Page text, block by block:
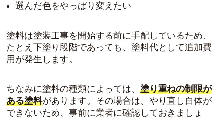
選んだ色をやっぱり変えたい
塗料は塗装工事を開始する前に手配しているため、
たとえ下塗り段階であっても、塗料代として追加費
用が発生します。
ちなみに塗料の種類によっては、塗り重ねの制限が
ある塗料があります。その場合は、やり直し自体が
できないため、事前に業者に確認しておきましょ